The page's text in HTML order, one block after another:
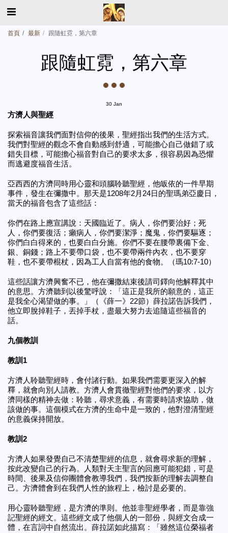
首頁 最新 跟隨虹霓，第六章
跟隨虹霓，第六章
30 Jan
方濟人與聖經
探索福音讓我們面對信仰的後果，聖經指出我們的生活方式。
我們對聖經的觀念不會自動感到舒適，可能擔心自己做錯了或
錯失目標，可能擔心福音對自己的要求太多，很容易因為恐懼
而逃避度福音生活。
亞西西的方濟同時用心靈和頭腦聆聽聖經，他皈依的一件早期
事件，發生在彌撒中。那天是1208年2月24日的聖瑪弟亞慶日，
當天的福音包含了這些話：
你們在路上應宣講說：天國臨近了。病人，你們要治好；死
人，你們要復活；癩病人，你們要潔淨；魔鬼，你們要驅逐；
你們白白得來的，也要白白分施。你們不要在腰帶裏備下金、
銀、銅錢；路上不要帶口袋，也不要帶兩件內衣，也不要穿
鞋，也不要帶棍杖，因為工人自當有他的食物。（瑪10:7-10）
這些話讓方濟興奮不已，他在彌撒結束後請司鐸向他解釋其中
的意思。方濟聽到以後驚呼說：「這正是我所的願意的，這正
是我全心渴望做的事。」（《薛一》22節）薛拉諾告訴我們，
他立即脫掉鞋子，丟掉手杖，盡最大努力去追隨這些福音的
話。
九個教訓
教訓1
方濟人聆聽聖經時，會付諸行動。如果我們需要更深入的解
釋，就會向別人請教。方濟人會貫徹聖經對他們的要求，以方
濟同樣的精神去做：聆聽，尋求意義，有需要時請求協助，做
該做的事。這個模式在方濟的生命中是一致的，他對澄清聖經
的意義保持開放。
教訓2
方濟人如果發覺自己不清楚聖經的信息，就會尋求新的理解，
按此改變自己的行為。人類對天主聖言的回應可能犯錯，可是
時間、後果及信仰團體會教導我們，我們按新的理解去調整自
己。方濟體會到在我們人性的旅程上，檢討是必要的。
用心靈聆聽聖經，是方濟的準則。他並非聖經學者，而是靠強
記聖經的經文。這些經文成了他個人的一部份，與經文合成一
體，在言詞中自然流出。薛拉諾如此描寫：「雖然這位榮福者